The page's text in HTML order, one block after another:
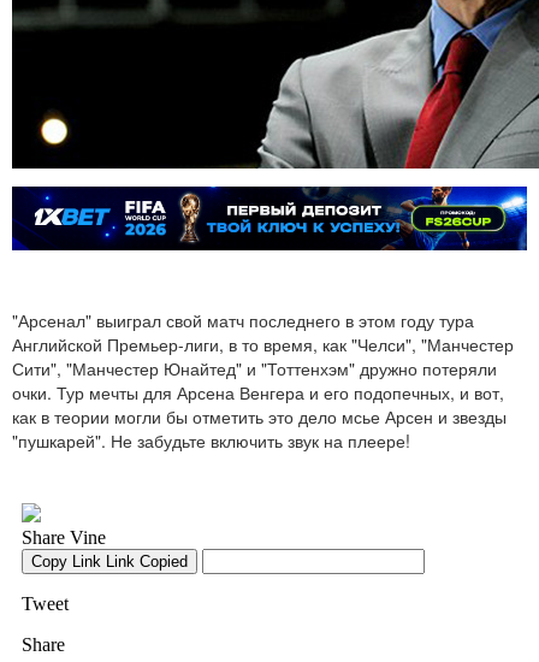
"Арсенал" выиграл свой матч последнего в этом году тура
Английской Премьер-лиги, в то время, как "Челси", "Манчестер
Сити", "Манчестер Юнайтед" и "Тоттенхэм" дружно потеряли
очки. Тур мечты для Арсена Венгера и его подопечных, и вот,
как в теории могли бы отметить это дело мсье Арсен и звезды
"пушкарей". Не забудьте включить звук на плеере!